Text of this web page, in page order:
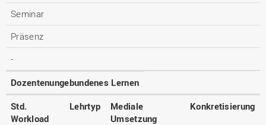
Seminar
Präsenz
-
Dozentenungebundenes Lernen
Std.
Workload
Lehrtyp
Mediale
Umsetzung
Konkretisierung